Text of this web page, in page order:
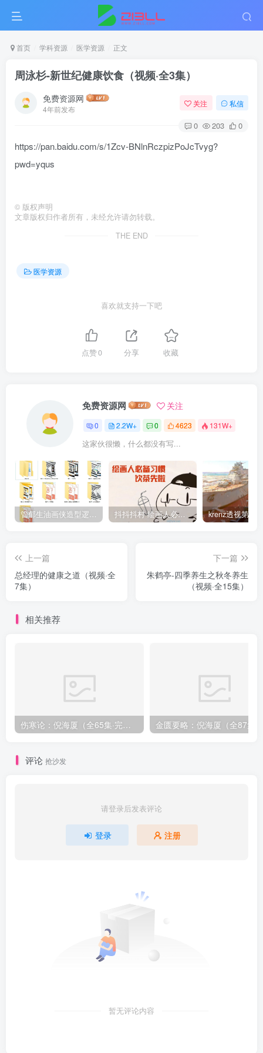
首页 学科资源 医学资源 正文
周泳杉-新世纪健康饮食（视频·全3集）
免费资源网
4年前发布
关注 私信
0 203 0
https://pan.baidu.com/s/1Zcv-BNlnRczpizPoJcTvyg?
pwd=yqus
© 版权声明
文章版权归作者所有，未经允许请勿转载。
THE END
医学资源
喜欢就支持一下吧
点赞0 分享 收藏
免费资源网 关注
0 2.2W+ 0 4623 131W+
这家伙很懒，什么都没有写...
管郁生油画侠造型逻辑班第一期2019年5月【高清不缺课】 抖抖抖村 绘画人必备习惯2020【画质不错】
上一篇
总经理的健康之道（视频·全
7集）
下一篇
朱鹤亭-四季养生之秋冬养生
（视频·全15集）
相关推荐
伤寒论：倪海厦（全65集·完整版）
评论 抢沙发
请登录后发表评论
登录 注册
暂无评论内容